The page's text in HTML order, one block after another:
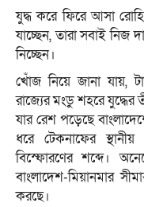
যুদ্ধ করে ফিরে আসা
যাচ্ছেন, তারা সবাই নিজ
নিচ্ছেন।
খোঁজ নিয়ে জানা যায়,
রাজ্যের মংডু শহরে যুদ্ধের
যার রেশ পড়েছে
ধরে টেকনাফের
বিস্ফোরণের শব্দে।
বাংলাদেশ-মিয়ানমার
করছে।